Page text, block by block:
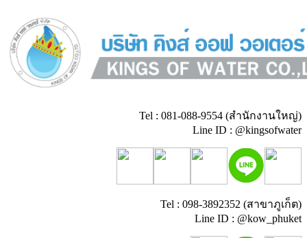
Tel : 081-088-9554 (สำนักงานใหญ่)
Line ID : @kingsofwater
Tel : 098-3892352 (สาขาภูเก็ต)
Line ID : @kow_phuket